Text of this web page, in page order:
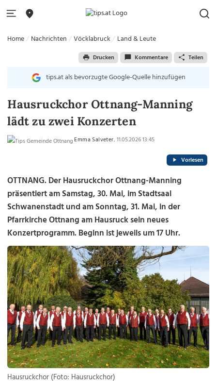
Home Nachrichten Vöcklabruck Land & Leute
Drucken Kommentare Teilen
tips.at als bevorzugte Google-Quelle hinzufügen
Hausruckchor Ottnang-Manning
lädt zu zwei Konzerten
Emma Salveter, 11.05.2026 13:45
Vorlesen
OTTNANG. Der Hausruckchor Ottnang-Manning
präsentiert am Samstag, 30. Mai, im Stadtsaal
Schwanenstadt und am Sonntag, 31. Mai, in der
Pfarrkirche Ottnang am Hausruck sein neues
Konzertprogramm. Beginn ist jeweils um 17 Uhr.
Hausruckchor (Foto: Hausruckchor)